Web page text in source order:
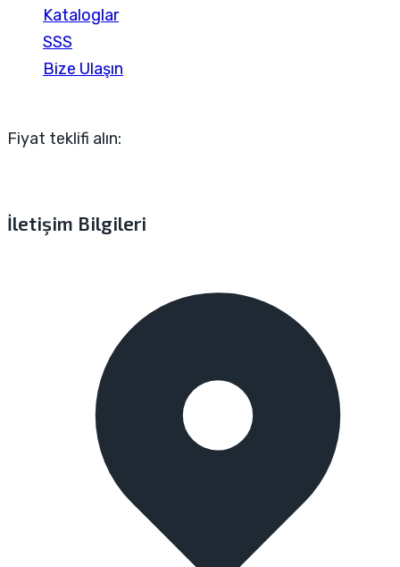
Kataloglar
SSS
Bize Ulaşın
Fiyat teklifi alın:
İletişim Bilgileri